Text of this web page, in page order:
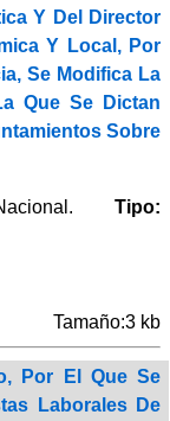
Y Del Director
Y Local, Por
Se Modifica La
Que Se Dictan
Sobre
Tipo:
Tamaño:3 kb
Por El Que Se
Laborales De